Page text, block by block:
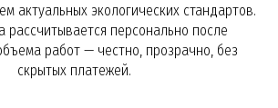
актуальных экологических стандартов.
рассчитывается персонально после
работ — честно, прозрачно, без
скрытых платежей.